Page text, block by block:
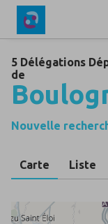
5 Délégations
de
Nouvelle
Carte Liste